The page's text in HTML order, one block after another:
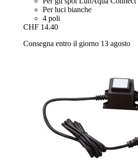
Per luci bianche
4 poli
CHF 14.40
Consegna entro il giorno 13 agosto